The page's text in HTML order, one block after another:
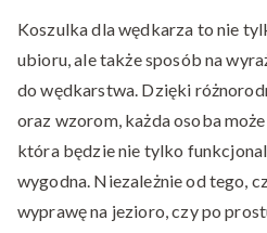
Koszulka dla wędkarza to nie
ubioru, ale także sposób na
do wędkarstwa. Dzięki
oraz wzorom, każda osoba
która będzie nie tylko
wygodna. Niezależnie od tego,
wyprawę na jezioro, czy po